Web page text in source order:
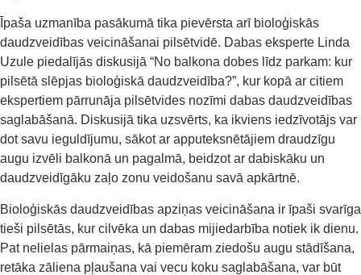
Īpaša uzmanība pasākumā tika pievērsta arī bioloģiskās
daudzveidības veicināšanai pilsētvidē. Dabas eksperte Linda
Uzule piedalījās diskusijā “No balkona dobes līdz parkam: kur
pilsētā slēpjas bioloģiskā daudzveidība?”, kur kopā ar citiem
ekspertiem pārrunāja pilsētvides nozīmi dabas daudzveidības
saglabāšanā. Diskusijā tika uzsvērts, ka ikviens iedzīvotājs var
dot savu ieguldījumu, sākot ar apputeksnētājiem draudzīgu
augu izvēli balkonā un pagalmā, beidzot ar dabiskāku un
daudzveidīgāku zaļo zonu veidošanu savā apkārtnē.
Bioloģiskās daudzveidības apziņas veicināšana ir īpaši svarīga
tieši pilsētās, kur cilvēka un dabas mijiedarbība notiek ik dienu.
Pat nelielas pārmaiņas, kā piemēram ziedošu augu stādīšana,
retāka zāliena pļaušana vai vecu koku saglabāšana, var būt